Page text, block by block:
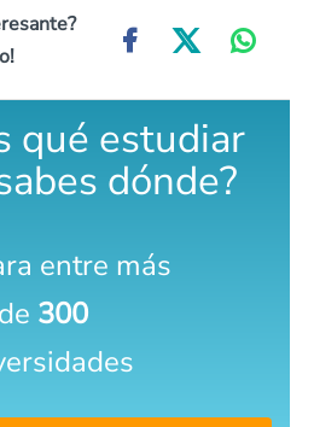
qué estudiar
dónde?
entre más
de 300